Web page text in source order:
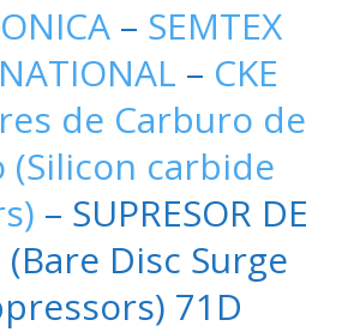
– SEMTEX
– CKE
de Carburo de
(Silicon carbide
– SUPRESOR DE
(Bare Disc Surge
71D